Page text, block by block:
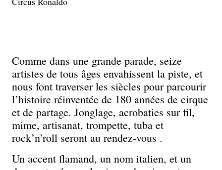
Comme dans une grande parade, seize
artistes de tous âges envahissent la piste, et
nous font traverser les siècles pour parcourir
l’histoire réinventée de 180 années de cirque
et de partage. Jonglage, acrobaties sur fil,
mime, artisanat, trompette, tuba et
rock’n’roll seront au rendez-vous .
Un accent flamand, un nom italien, et un